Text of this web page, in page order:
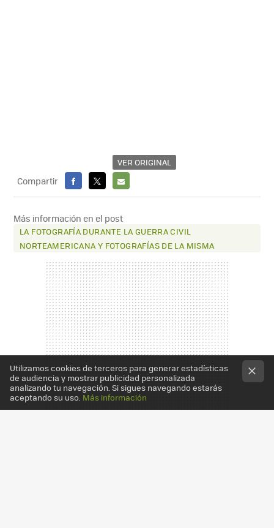
VER ORIGINAL
Compartir
FACEBOOK
X
E-
MAIL
Más información en el post
LA FOTOGRAFÍA DURANTE LA GUERRA CIVIL
NORTEAMERICANA Y FOTOGRAFÍAS DE LA MISMA
Utilizamos cookies de terceros para generar estadísticas
de audiencia y mostrar publicidad personalizada
analizando tu navegación. Si sigues navegando estarás
aceptando su uso. Más información